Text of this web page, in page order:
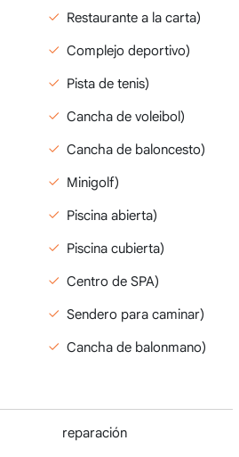
Restaurante a la carta)
Complejo deportivo)
Pista de tenis)
Cancha de voleibol)
Cancha de baloncesto)
Minigolf)
Piscina abierta)
Piscina cubierta)
Centro de SPA)
Sendero para caminar)
Cancha de balonmano)
reparación